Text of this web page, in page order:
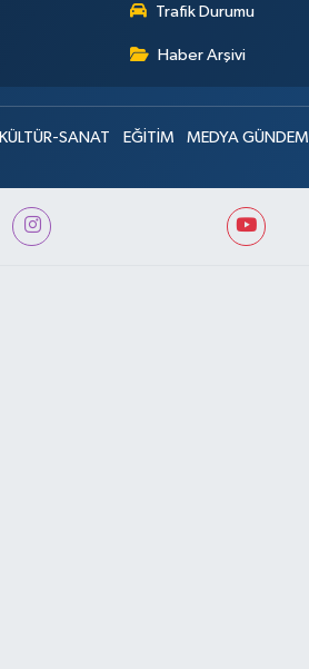
Trafik Durumu
Haber Arşivi
KÜLTÜR-SANAT EĞİTİM MEDYA GÜNDEMİ